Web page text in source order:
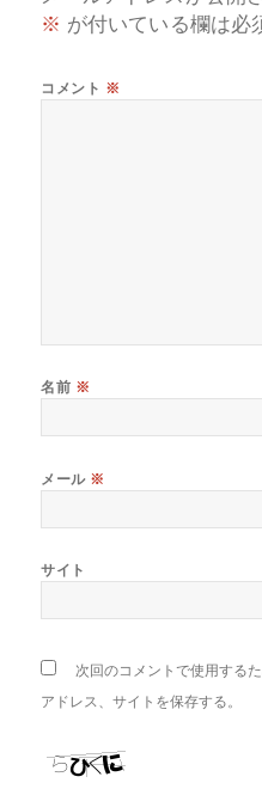
※ が付いている欄は必
コメント ※
名前 ※
メール ※
サイト
次回のコメントで使用する
アドレス、サイトを保存する。